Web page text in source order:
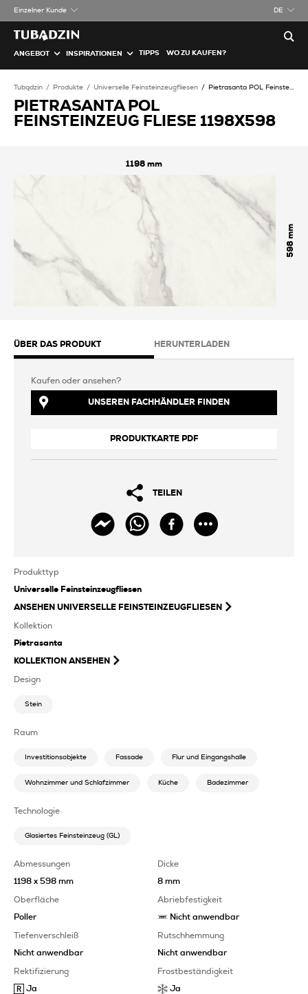
Einzelner Kunde DE
ANGEBOT INSPIRATIONEN TIPPS WO ZU KAUFEN?
Tubądzin Produkte Universelle Feinsteinzeugfliesen Pietrasanta POL Feinsteinzeug Fliese
PIETRASANTA POL
FEINSTEINZEUG FLIESE 1198X598
1198
598
ÜBER DAS PRODUKT HERUNTERLADEN
Kaufen oder ansehen?
UNSEREN FACHHÄNDLER FINDEN
PRODUKTKARTE PDF
TEILEN
Produkttyp
Universelle Feinsteinzeugfliesen
ANSEHEN UNIVERSELLE FEINSTEINZEUGFLIESEN
Kollektion
Pietrasanta
KOLLEKTION ANSEHEN
Design
Stein
Raum
Investitionsobjekte Fassade Flur und Eingangshalle
Wohnzimmer und Schlafzimmer Küche Badezimmer
Technologie
Glasiertes Feinsteinzeug (GL)
Abmessungen
1198 x 598 mm
Dicke
8 mm
Oberfläche
Poller
Abriebfestigkeit
Nicht anwendbar
Tiefenverschleiß
Nicht anwendbar
Rutschhemmung
Nicht anwendbar
Rektifizierung
Ja
Frostbeständigkeit
Ja